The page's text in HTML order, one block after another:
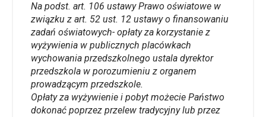
Na podst. art. 106 ustawy Prawo oświatowe w
związku z art. 52 ust. 12 ustawy o finansowaniu
zadań oświatowych- opłaty za korzystanie z
wyżywienia w publicznych placówkach
wychowania przedszkolnego ustala dyrektor
przedszkola w porozumieniu z organem
prowadzącym przedszkole.
Opłaty za wyżywienie i pobyt możecie Państwo
dokonać poprzez przelew tradycyjny lub przez